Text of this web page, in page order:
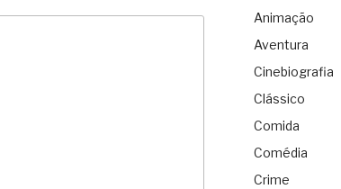
Animação
Aventura
Cinebiografia
Clássico
Comida
Comédia
Crime